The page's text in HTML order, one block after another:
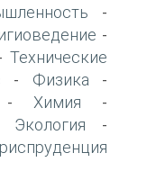
-
-
Технические
- Физика -
Химия -
Экология -